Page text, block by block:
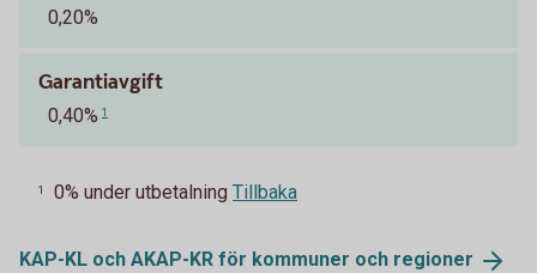
0,20%
Garantiavgift
0,40% 1
1 0% under utbetalning Tillbaka
KAP-KL och AKAP-KR för kommuner och regioner